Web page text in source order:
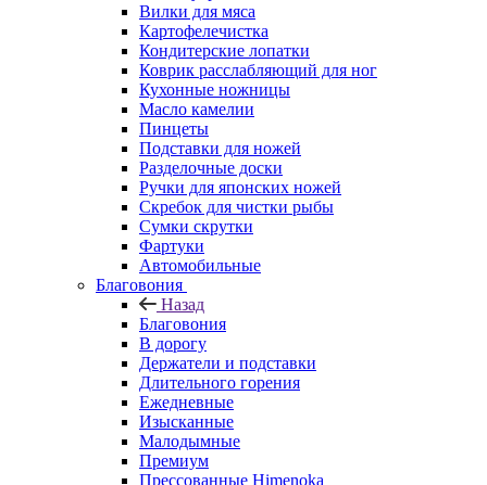
Вилки для мяса
Картофелечистка
Кондитерские лопатки
Коврик расслабляющий для ног
Кухонные ножницы
Масло камелии
Пинцеты
Подставки для ножей
Разделочные доски
Ручки для японских ножей
Скребок для чистки рыбы
Сумки скрутки
Фартуки
Автомобильные
Благовония
Назад
Благовония
В дорогу
Держатели и подставки
Длительного горения
Ежедневные
Изысканные
Малодымные
Премиум
Прессованные Himenoka